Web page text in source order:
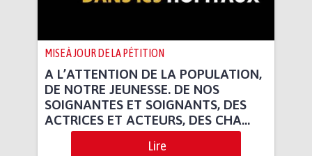
MISE À JOUR DE LA PÉTITION
A L’ATTENTION DE LA POPULATION,
DE NOTRE JEUNESSE. DE NOS
SOIGNANTES ET SOIGNANTS, DES
ACTRICES ET ACTEURS, DES CHA...
Lire